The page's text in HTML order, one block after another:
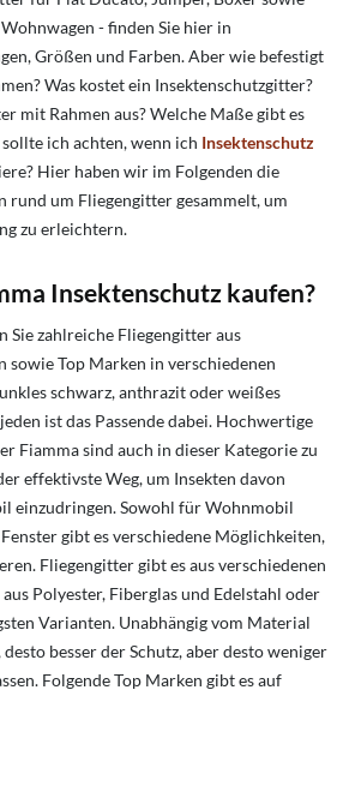
- finden Sie hier in
Größen und Farben. Aber wie befestigt
Was kostet ein Insektenschutzgitter?
mit Rahmen aus? Welche Maße gibt es
ich achten, wenn ich Insektenschutz
Hier haben wir im Folgenden die
um Fliegengitter gesammelt, um
zu erleichtern.
Insektenschutz kaufen?
Sie zahlreiche Fliegengitter aus
sowie Top Marken in verschiedenen
schwarz, anthrazit oder weißes
ist das Passende dabei. Hochwertige
Fiamma sind auch in dieser Kategorie zu
effektivste Weg, um Insekten davon
einzudringen. Sowohl für Wohnmobil
gibt es verschiedene Möglichkeiten,
Fliegengitter gibt es aus verschiedenen
Polyester, Fiberglas und Edelstahl oder
Varianten. Unabhängig vom Material
besser der Schutz, aber desto weniger
Folgende Top Marken gibt es auf